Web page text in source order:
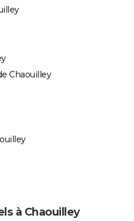
Chaouilley
à Chaouilley